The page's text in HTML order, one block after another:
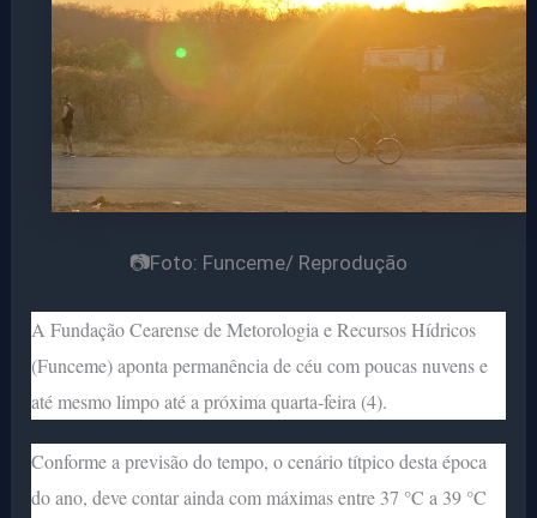
📷Foto: Funceme/ Reprodução
A Fundação Cearense de Metorologia e Recursos Hídricos
(Funceme) aponta permanência de céu com poucas nuvens e
até mesmo limpo até a próxima quarta-feira (4).
Conforme a previsão do tempo, o cenário títpico desta época
do ano, deve contar ainda com máximas entre 37 °C a 39 °C